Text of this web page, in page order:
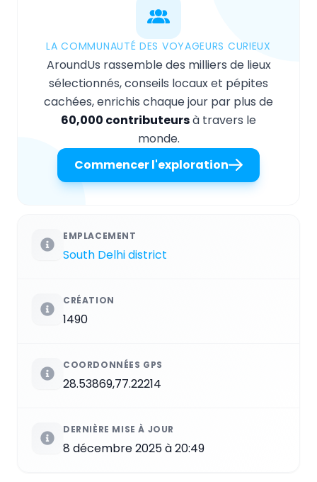
LA COMMUNAUTÉ DES VOYAGEURS CURIEUX
AroundUs rassemble des milliers de lieux
sélectionnés, conseils locaux et pépites
cachées, enrichis chaque jour par plus de
60,000 contributeursà travers le
monde.
Commencer l'exploration
EMPLACEMENT
South Delhi district
CRÉATION
1490
COORDONNÉES GPS
28.53869,77.22214
DERNIÈRE MISE À JOUR
8 décembre 2025 à 20:49